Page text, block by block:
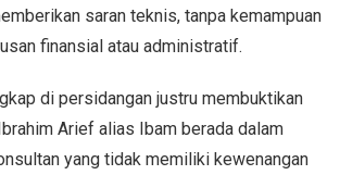
saran teknis, tanpa kemampuan
finansial atau administratif.
di persidangan justru membuktikan
Arief alias Ibam berada dalam
yang tidak memiliki kewenangan